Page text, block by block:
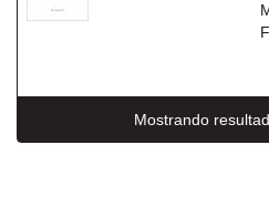
Mostrando